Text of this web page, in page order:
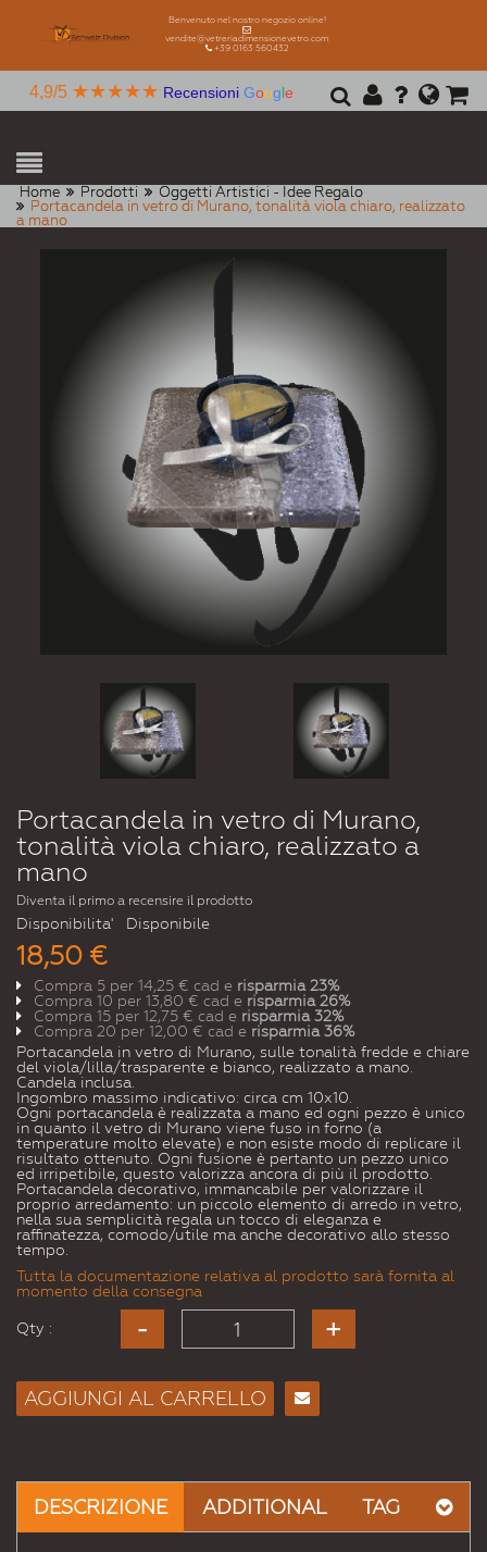
Benvenuto nel nostro negozio online!
vendite@vetreriadimensionevetro.com
+39 0163 560432
4,9/5 ★★★★★ Recensioni Google
Home Prodotti
Oggetti Artistici - Idee Regalo
Portacandela in vetro di Murano, tonalità viola chiaro, realizzato
a mano
Portacandela in vetro di Murano,
tonalità viola chiaro, realizzato a
mano
Diventa il primo a recensire il prodotto
Disponibilita' Disponibile
18,50 €
Compra 5 per 14,25 € cad e risparmia23%
Compra 10 per 13,80 € cad e risparmia26%
Compra 15 per 12,75 € cad e risparmia32%
Compra 20 per 12,00 € cad e risparmia36%
Portacandela in vetro di Murano, sulle tonalità fredde e chiare
del viola/lilla/trasparente e bianco, realizzato a mano.
Candela inclusa.
Ingombro massimo indicativo: circa cm 10x10.
Ogni portacandela è realizzata a mano ed ogni pezzo è unico
in quanto il vetro di Murano viene fuso in forno (a
temperature molto elevate) e non esiste modo di replicare il
risultato ottenuto. Ogni fusione è pertanto un pezzo unico
ed irripetibile, questo valorizza ancora di più il prodotto.
Portacandela decorativo, immancabile per valorizzare il
proprio arredamento: un piccolo elemento di arredo in vetro,
nella sua semplicità regala un tocco di eleganza e
raffinatezza, comodo/utile ma anche decorativo allo stesso
tempo.
Tutta la documentazione relativa al prodotto sarà fornita al
momento della consegna
Qty :
AGGIUNGI AL CARRELLO
Amico
DESCRIZIONE ADDITIONAL TAG